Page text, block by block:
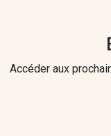
Accéder aux